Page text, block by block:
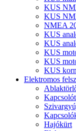
KUS
KUS
NMEA
KUS
KUS
KUS
KUS
KUS
Elektromos
Hajókürt